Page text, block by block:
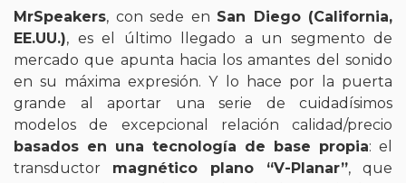
MrSpeakers, con sede en San Diego (California,
EE.UU.), es el último llegado a un segmento de
mercado que apunta hacia los amantes del sonido
en su máxima expresión. Y lo hace por la puerta
grande al aportar una serie de cuidadísimos
modelos de excepcional relación calidad/precio
basados en una tecnología de base propia: el
transductor magnético plano “V-Planar”, que